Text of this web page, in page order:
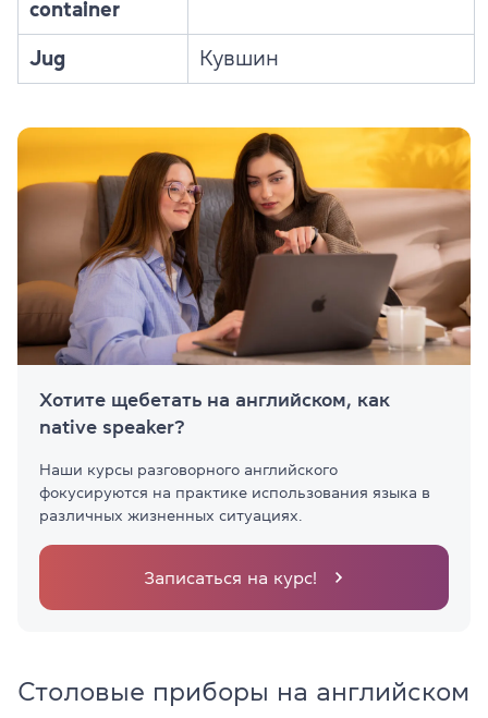
container
Jug Кувшин
Хотите щебетать на английском, как
native speaker?
Наши курсы разговорного английского
фокусируются на практике использования языка в
различных жизненных ситуациях.
Записаться на курс!
Столовые приборы на английском